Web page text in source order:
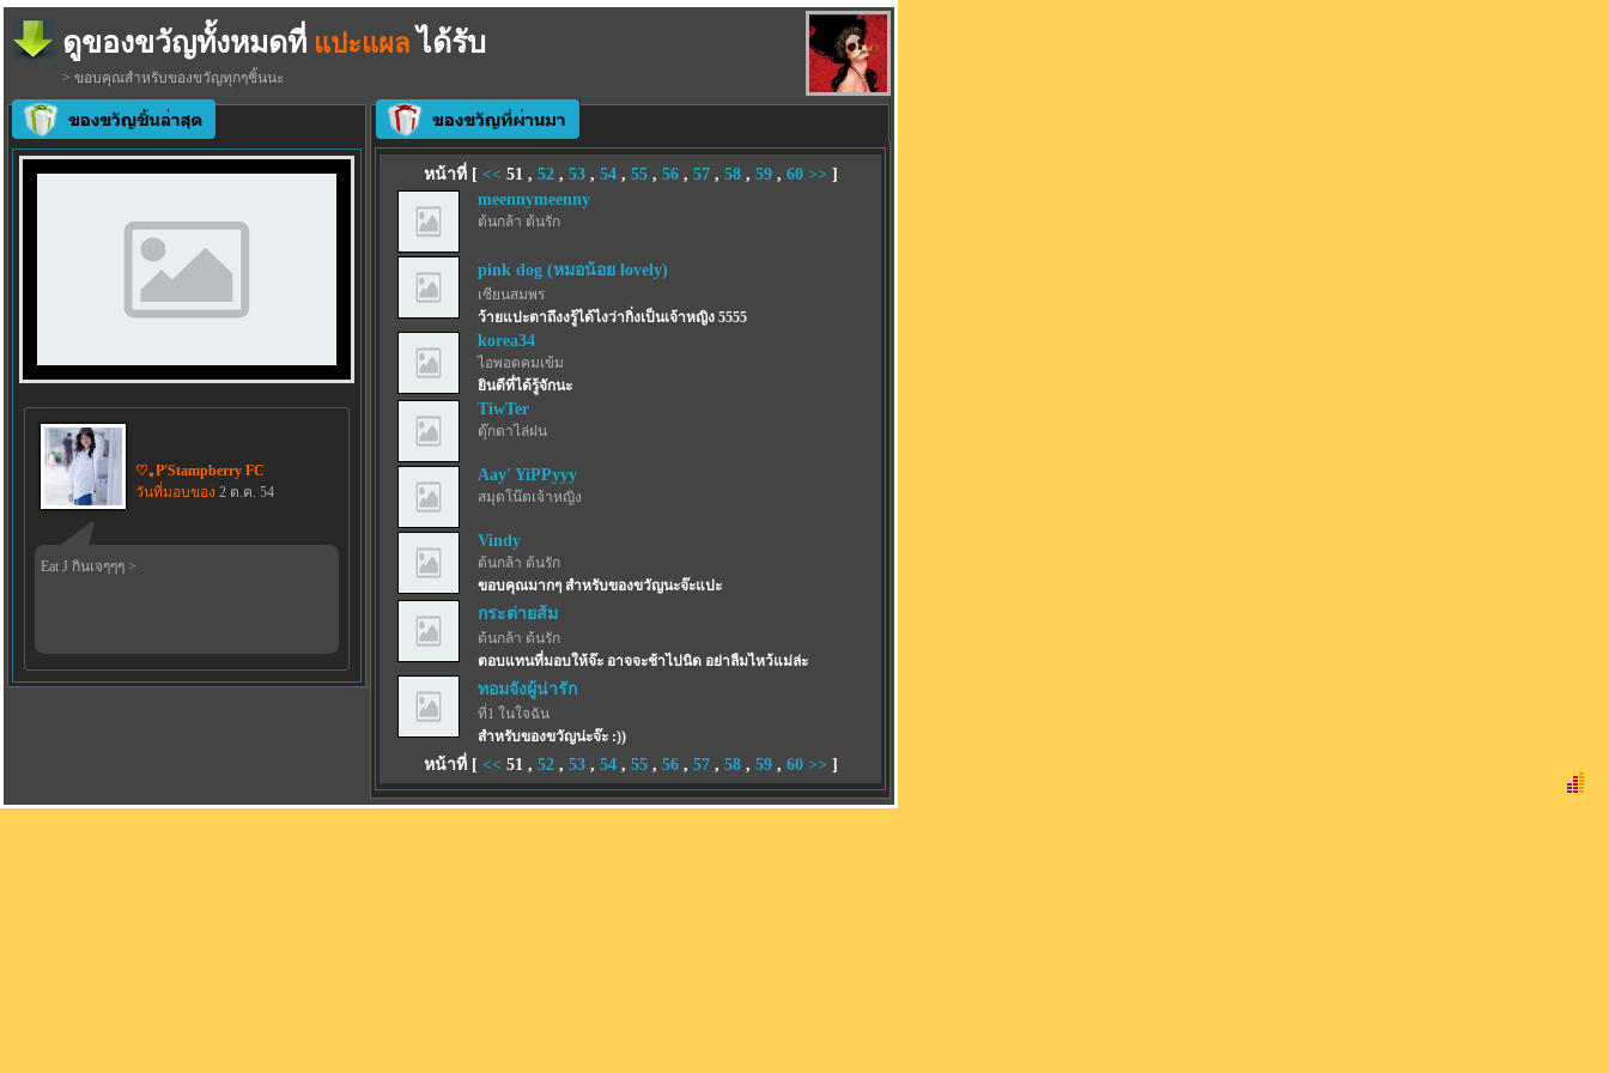
ดูของขวัญทั้งหมดที่ แปะแผล ได้รับ
> ขอบคุณสำหรับของขวัญทุกๆชิ้นนะ
♡｡P'Stampberry FC
วันที่มอบของ 2 ต.ค. 54
Eat J กินเจๆๆๆ >
หน้าที่ [ << 51, 52, 53, 54, 55, 56, 57, 58, 59, 60 >> ]
meennymeenny
ต้นกล้า ต้นรัก
pink dog (หมอน้อย lovely)
เซียนสมพร
ว้ายแปะตาถึงงรู้ได้ไงว่ากิ่งเป็นเจ้าหญิง 5555
korea34
ไอพอดคมเข้ม
ยินดีที่ได้รู้จักนะ
TiwTer
ตุ๊กตาไล่ฝน
Aay' YiPPyyy
สมุดโน๊ตเจ้าหญิง
Vindy
ต้นกล้า ต้นรัก
ขอบคุณมากๆ สำหรับของขวัญนะจ๊ะแปะ
กระต่ายส้ม
ต้นกล้า ต้นรัก
ตอบแทนที่มอบให้จ๊ะ อาจจะช้าไปนิด อย่าลืมไหว้แม่ล่ะ
ทอมจังผู้น่ารัก
ที่1 ในใจฉัน
สำหรับของขวัญน่ะจ๊ะ :))
หน้าที่ [ << 51, 52, 53, 54, 55, 56, 57, 58, 59, 60 >> ]